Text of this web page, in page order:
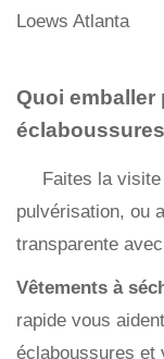
Loews Atlanta
Quoi emballer
Faites la
pulvérisation, ou
transparente
Vêtements à
rapide vous
éclaboussures et